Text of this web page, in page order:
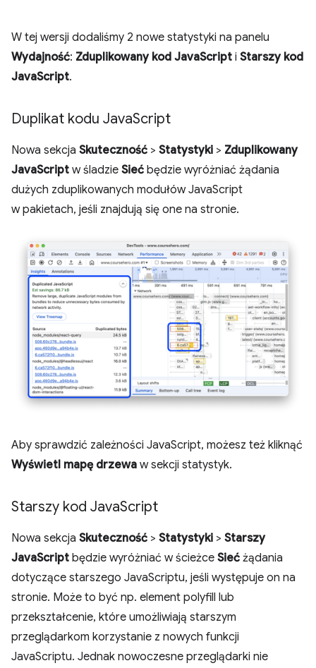
W tej wersji dodaliśmy 2 nowe statystyki na panelu
Wydajność: Zduplikowany kod JavaScript i Starszy kod
JavaScript.
Duplikat kodu JavaScript
Nowa sekcja Skuteczność > Statystyki > Zduplikowany
JavaScript w śladzie Sieć będzie wyróżniać żądania
dużych zduplikowanych modułów JavaScript
w pakietach, jeśli znajdują się one na stronie.
Aby sprawdzić zależności JavaScript, możesz też kliknąć
Wyświetl mapę drzewa w sekcji statystyk.
Starszy kod JavaScript
Nowa sekcja Skuteczność > Statystyki > Starszy
JavaScript będzie wyróżniać w ścieżce Sieć żądania
dotyczące starszego JavaScriptu, jeśli występuje on na
stronie. Może to być np. element polyfill lub
przekształcenie, które umożliwiają starszym
przeglądarkom korzystanie z nowych funkcji
JavaScriptu. Jednak nowoczesne przeglądarki nie